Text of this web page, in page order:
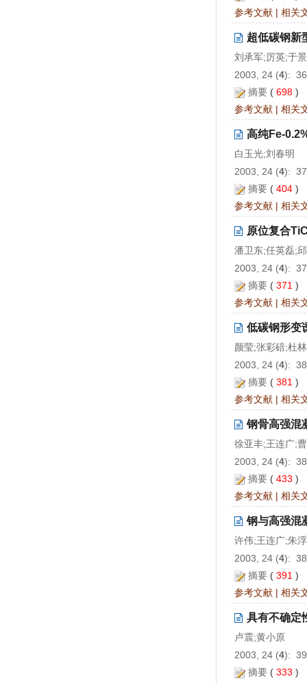
参考文献 | 相关
超低碳钢新
刘承军;厉英;于
2003, 24 (4):
摘要 ( 698 )
参考文献 | 相关
高纯Fe-
白玉光;刘春明
2003, 24 (4):
摘要 ( 404 )
参考文献 | 相关
原位复合
潘卫东;任英磊;
2003, 24 (4):
摘要 ( 371 )
参考文献 | 相关
低碳钢形变
颜莹;张彩碚;杜
2003, 24 (4):
摘要 ( 381 )
参考文献 | 相关
钢骨高强混
徐亚丰;王连广;
2003, 24 (4):
摘要 ( 433 )
参考文献 | 相关
钢与高强混
许伟;王连广;朱
2003, 24 (4):
摘要 ( 391 )
参考文献 | 相关
具有不确定
卢震;黄小原
2003, 24 (4):
摘要 ( 333 )